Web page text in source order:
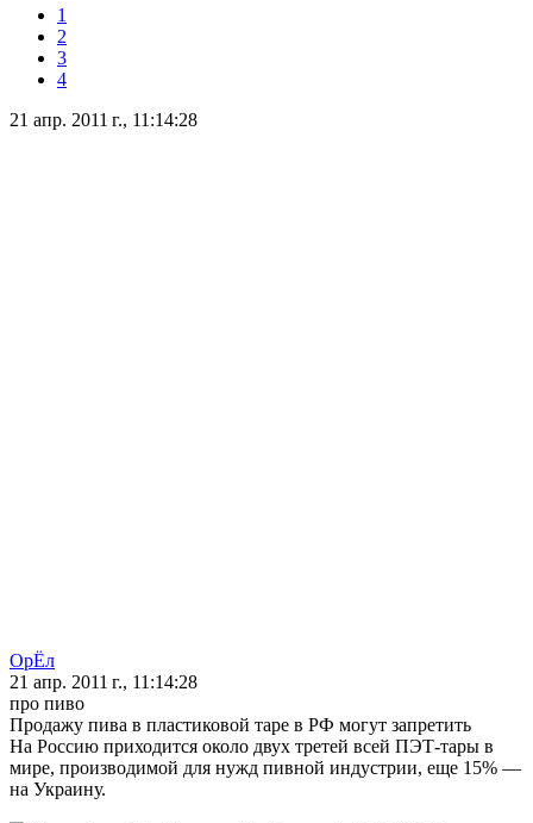
1
2
3
4
21 апр. 2011 г., 11:14:28
ОрЁл
21 апр. 2011 г., 11:14:28
про пиво
Продажу пива в пластиковой таре в РФ могут запретить
На Россию приходится около двух третей всей ПЭТ-тары в
мире, производимой для нужд пивной индустрии, еще 15% —
на Украину.